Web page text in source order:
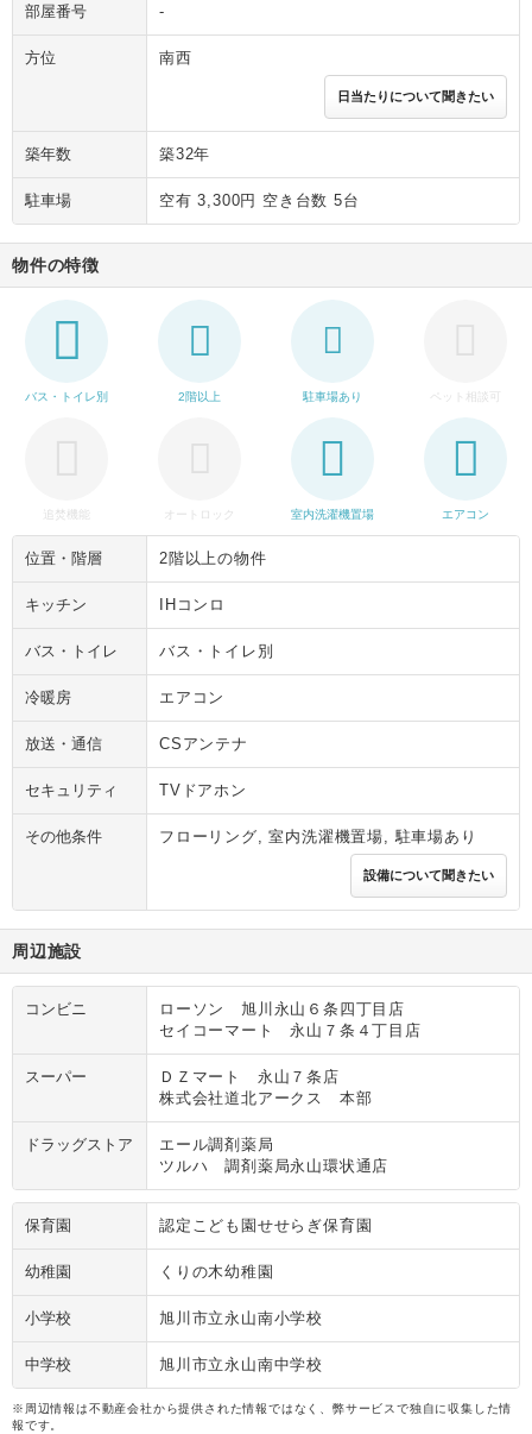
部屋番号 -
方位 南西
日当たりについて聞きたい
築年数 築32年
駐車場 空有 3,300円 空き台数 5台
物件の特徴
バス・トイレ別 2階以上 駐車場あり ペット相談可
追焚機能 オートロック 室内洗濯機置場 エアコン
位置・階層 2階以上の物件
キッチン IHコンロ
バス・トイレ バス・トイレ別
冷暖房 エアコン
放送・通信 CSアンテナ
セキュリティ TVドアホン
その他条件 フローリング, 室内洗濯機置場, 駐車場あり
設備について聞きたい
周辺施設
コンビニ
ローソン 旭川永山６条四丁目店
セイコーマート 永山７条４丁目店
スーパー
ＤＺマート 永山７条店
株式会社道北アークス 本部
ドラッグストア
エール調剤薬局
ツルハ 調剤薬局永山環状通店
保育園 認定こども園せせらぎ保育園
幼稚園 くりの木幼稚園
小学校 旭川市立永山南小学校
中学校 旭川市立永山南中学校
※周辺情報は不動産会社から提供された情報ではなく、弊サービスで独自に収集した情
報です。